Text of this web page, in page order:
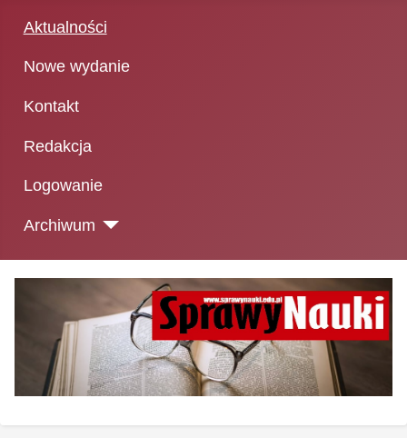
Aktualności
Nowe wydanie
Kontakt
Redakcja
Logowanie
Archiwum